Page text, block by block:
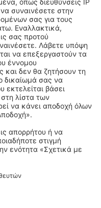
μας
τα ταξίδια σας